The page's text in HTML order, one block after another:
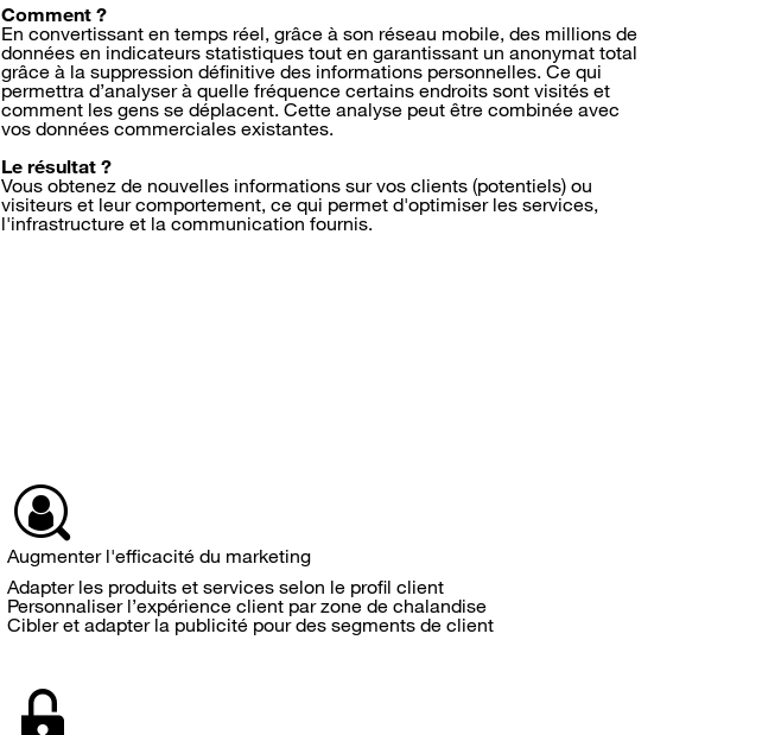
Comment ?
En convertissant en temps réel, grâce à son réseau mobile, des millions de
données en indicateurs statistiques tout en garantissant un anonymat total
grâce à la suppression définitive des informations personnelles. Ce qui
permettra d’analyser à quelle fréquence certains endroits sont visités et
comment les gens se déplacent. Cette analyse peut être combinée avec
vos données commerciales existantes.
Le résultat ?
Vous obtenez de nouvelles informations sur vos clients (potentiels) ou
visiteurs et leur comportement, ce qui permet d'optimiser les services,
l'infrastructure et la communication fournis.
Augmenter l'efficacité du marketing
Adapter les produits et services selon le profil client
Personnaliser l’expérience client par zone de chalandise
Cibler et adapter la publicité pour des segments de client